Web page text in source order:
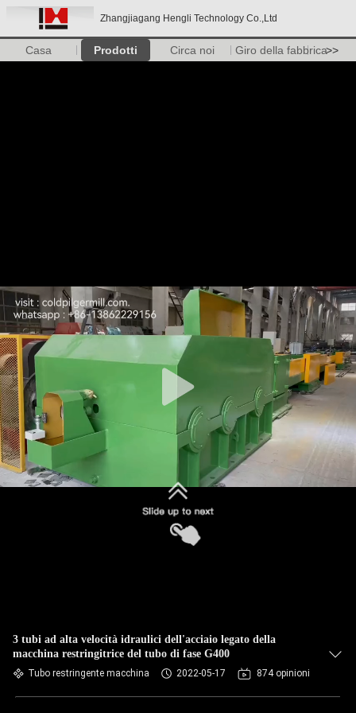
Zhangjiagang Hengli Technology Co.,Ltd
Casa Prodotti Circa noi Giro della fabbrica>>
3 tubi ad alta velocità idraulici dell'acciaio legato della
macchina restringitrice del tubo di fase G400
Tubo restringente macchina 2022-05-17 874 opinioni